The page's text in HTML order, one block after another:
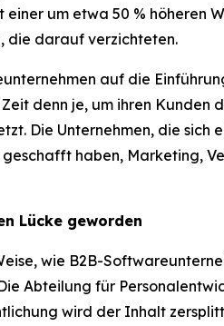
um etwa 50 % höheren
die darauf verzichteten.
auf die
denn je, um ihren Kunden
Die Unternehmen, die sich
haben, Marketing,
Lücke geworden
wie B2B-
Abteilung für
wird der Inhalt